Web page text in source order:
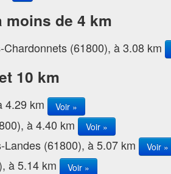
moins de 4 km
(61800), à 3.08 km
10 km
4.29 km Voir »
à 4.40 km Voir »
Landes (61800), à 5.07 km Voir »
à 5.14 km Voir »